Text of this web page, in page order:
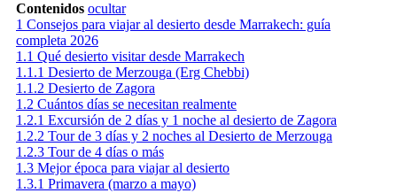
Contenidos ocultar
1 Consejos para viajar al desierto desde Marrakech: guía
completa 2026
1.1 Qué desierto visitar desde Marrakech
1.1.1 Desierto de Merzouga (Erg Chebbi)
1.1.2 Desierto de Zagora
1.2 Cuántos días se necesitan realmente
1.2.1 Excursión de 2 días y 1 noche al desierto de Zagora
1.2.2 Tour de 3 días y 2 noches al Desierto de Merzouga
1.2.3 Tour de 4 días o más
1.3 Mejor época para viajar al desierto
1.3.1 Primavera (marzo a mayo)